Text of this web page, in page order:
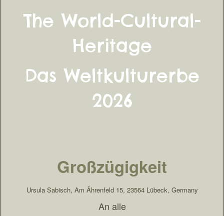
The World-Cultural-
Heritage
Das Weltkulturerbe
2026
Großzügigkeit
Ursula Sabisch, Am Ährenfeld 15, 23564 Lübeck, Germany
An alle